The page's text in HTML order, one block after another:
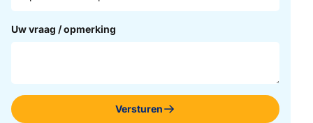
Uw vraag / opmerking
Versturen